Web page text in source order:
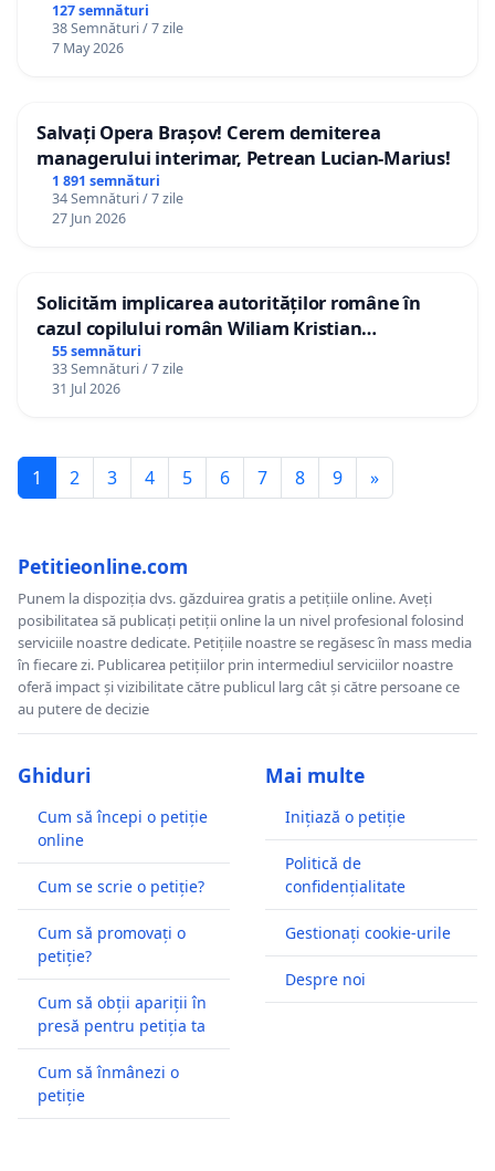
127 semnături
38 Semnături / 7 zile
7 May 2026
Salvați Opera Brașov! Cerem demiterea
managerului interimar, Petrean Lucian-Marius!
1 891 semnături
34 Semnături / 7 zile
27 Jun 2026
Solicităm implicarea autorităților române în
cazul copilului român Wiliam Kristian
Gheorghe, aflat în plasament în Danemarca de
12 ani
55 semnături
33 Semnături / 7 zile
31 Jul 2026
1 2 3 4 5 6 7 8 9 »
Petitieonline.com
Punem la dispoziția dvs. găzduirea gratis a petițiile online. Aveți
posibilitatea să publicați petiții online la un nivel profesional folosind
serviciile noastre dedicate. Petițiile noastre se regăsesc în mass media
în fiecare zi. Publicarea petițiilor prin intermediul serviciilor noastre
oferă impact și vizibilitate către publicul larg cât și către persoane ce
au putere de decizie
Ghiduri
Cum să începi o petiție
online
Cum se scrie o petiție?
Cum să promovați o
petiție?
Cum să obții apariții în
presă pentru petiția ta
Cum să înmânezi o
petiție
Mai multe
Inițiază o petiție
Politică de
confidențialitate
Gestionați cookie-urile
Despre noi